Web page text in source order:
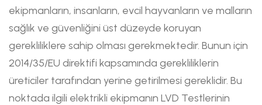
ekipmanların, insanların, evcil hayvanların ve malların
sağlık ve güvenliğini üst düzeyde koruyan
gerekliliklere sahip olması gerekmektedir. Bunun için
2014/35/EU direktifi kapsamında gerekliliklerin
üreticiler tarafından yerine getirilmesi gereklidir. Bu
noktada ilgili elektrikli ekipmanın LVD Testlerinin